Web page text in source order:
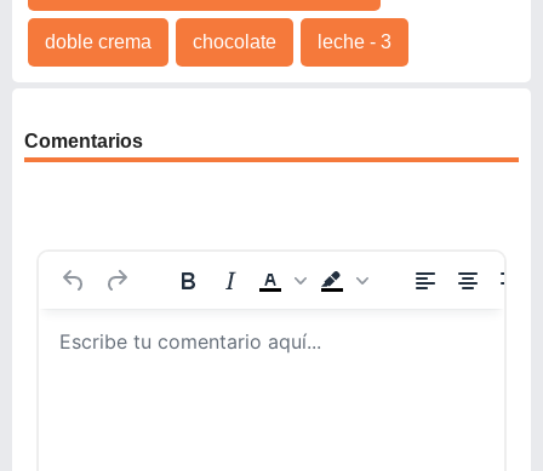
doble crema chocolate leche - 3
Comentarios